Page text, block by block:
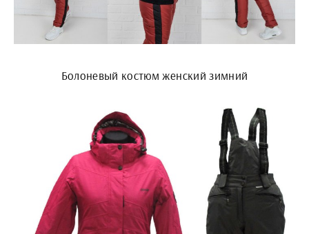
Болоневый костюм женский зимний